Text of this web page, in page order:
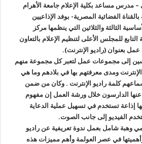
مدرس مساعد بكلية الإعلام جامعة الأهرام
الفضائية المصرية- بوفد الإذاعيين
الثالثة والثلاثين التي ينظمها مركز
للمجلس الأعلى لتنظيم الإعلام بالتعاون
بعنوان (راديو الإنترنت).
إلى مجموعات عمل لتعبر كل مجموعة منهم
ومدى معرفتهم بها في بلادهم وما هي
كلمة راديو الإنترنت . وكان من ضمن
عنها الدارسون خلال ورشة العمل إن مفهوم
إذاعة تستخدم في تسهيل عملية الدعاية
الفيديو إلى جانب الصوت.
وهبة شامل بعمل ندوة تعريفية عن راديو
في عصر العولمة وأهم مميزات هذه